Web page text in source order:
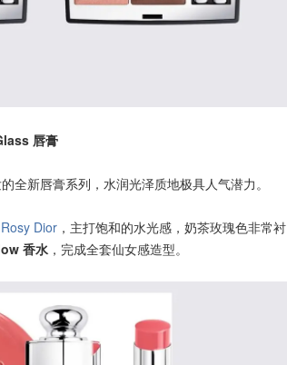
唇膏
全新唇膏系列，水润光泽质地极具人气潜力。
Dior ，主打饱和的水光感，奶茶玫瑰色非常衬
香水 ，完成全套仙女感造型。